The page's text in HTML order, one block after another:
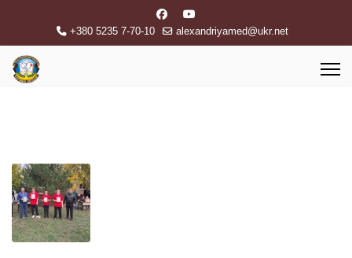
+380 5235 7-70-10 alexandriyamed@ukr.net